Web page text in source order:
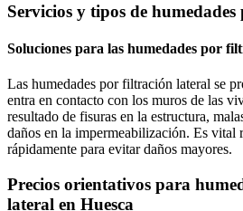
Servicios y tipos de
Soluciones para las humedades por
Las humedades por filtración lateral se
entra en contacto con los muros de las
resultado de fisuras en la estructura,
daños en la impermeabilización. Es vital
rápidamente para evitar daños mayores.
Precios orientativos para
lateral en Huesca